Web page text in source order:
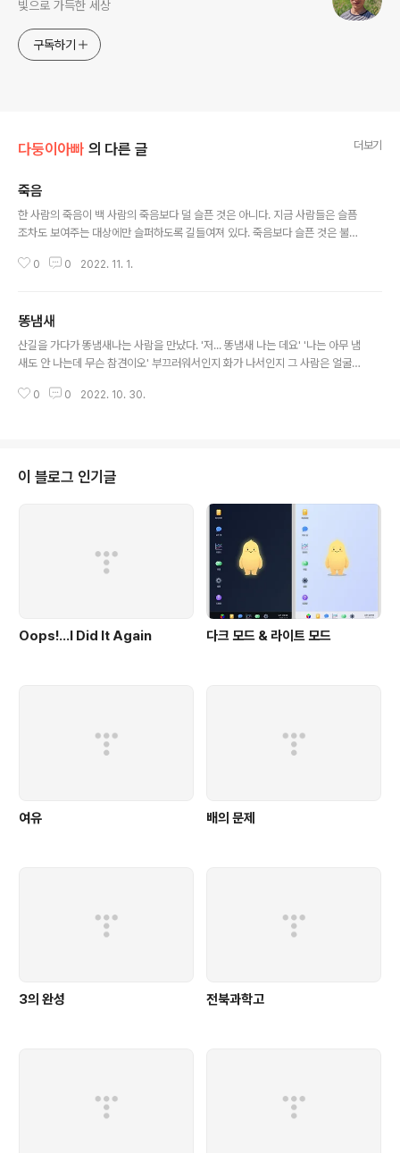
빛으로 가득한 세상
구독하기
다둥이아빠 의 다른 글 더보기
죽음
한 사람의 죽음이 백 사람의 죽음보다 덜 슬픈 것은 아니다. 지금 사람들은 슬픔
조차도 보여주는 대상에만 슬퍼하도록 길들여져 있다. 죽음보다 슬픈 것은 불행
은 게임에서 로그아웃하는 것과 같다. 헤어짐을 슬퍼하는 것이라고 말할 수도
0 0 2022. 11. 1.
똥냄새
산길을 가다가 똥냄새나는 사람을 만났다. '저... 똥냄새 나는 데요' '나는 아무 냄
새도 안 나는데 무슨 참견이오' 부끄러워서인지 화가 나서인지 그 사람은 얼굴
데 무슨 근거로 그렇게 단정 지어 말하시오? 나를 잘 알지도 못하면서 참견하지
주변 사람이 괴롭다. 혹시 이 순간 나도 악취를 풍기고 있을까? 이 세상을 내 냄
새로 가득 채우면 사람들이 구리다고 느끼지 않을 거라는 엉뚱한 상상..
0 0 2022. 10. 30.
이 블로그 인기글
Oops!…I Did It Again 다크 모드 & 라이트 모드
여유 배의 문제
3의 완성 전북과학고